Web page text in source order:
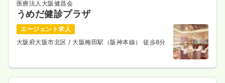
医療法人大阪健昌会
うめだ健診プラザ
エージェント求人
大阪府大阪市北区/ 大阪梅田駅（阪神本線） 徒歩8分